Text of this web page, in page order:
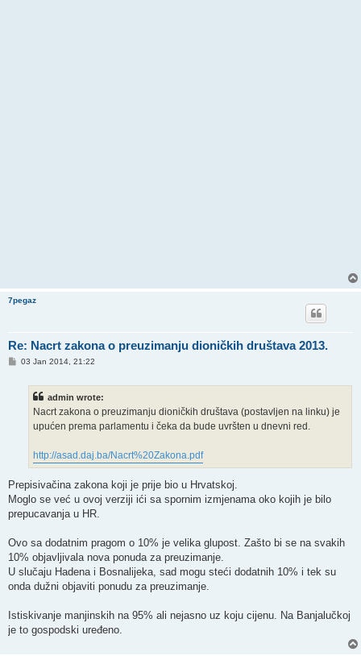
7pegaz
Re: Nacrt zakona o preuzimanju dioničkih društava 2013.
P03 Jan 2014, 21:22
admin wrote:
Nacrt zakona o preuzimanju dioničkih društava (postavljen na linku) je
upućen prema parlamentu i čeka da bude uvršten u dnevni red.
http://asad.daj.ba/Nacrt%20Zakona.pdf
Prepisivačina zakona koji je prije bio u Hrvatskoj.
Moglo se već u ovoj verziji ići sa spornim izmjenama oko kojih je bilo
prepucavanja u HR.
Ovo sa dodatnim pragom o 10% je velika glupost. Zašto bi se na svakih
10% objavljivala nova ponuda za preuzimanje.
U slučaju Hadena i Bosnalijeka, sad mogu steći dodatnih 10% i tek su
onda dužni objaviti ponudu za preuzimanje.
Istiskivanje manjinskih na 95% ali nejasno uz koju cijenu. Na Banjalučkoj
je to gospodski uređeno.